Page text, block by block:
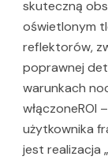
skuteczną
oświetlonym
reflektorów,
poprawnej
warunkach
włączoneROI
użytkownika
jest realizacja